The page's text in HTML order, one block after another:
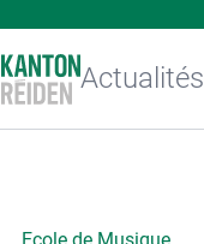
Actualités